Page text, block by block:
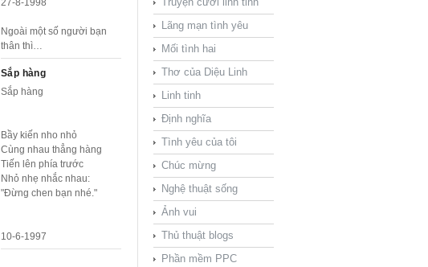
27-8-1998
Ngoài một số người bạn
thân thì…
Sắp hàng
Sắp hàng
Bầy kiến nho nhỏ
Cùng nhau thẳng hàng
Tiến lên phía trước
Nhỏ nhẹ nhắc nhau:
"Đừng chen bạn nhé."
10-6-1997
Lãng mạn tình yêu
Mối tình hai
Thơ của Diệu Linh
Linh tinh
Định nghĩa
Tình yêu của tôi
Chúc mừng
Nghệ thuật sống
Ảnh vui
Thủ thuật blogs
Phần mềm PPC